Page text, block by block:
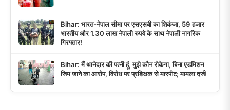
Bihar: भारत-नेपाल सीमा पर एसएसबी का शिकंजा, 59 हजार
भारतीय और 1.30 लाख नेपाली रुपये के साथ नेपाली नागरिक
गिरफ्तार!
Bihar: मैं थानेदार की पत्नी हूं, मुझे कौन रोकेगा, बिना एडमिशन
जिम जाने का आरोप, विरोध पर प्रशिक्षक से मारपीट; मामला दर्ज!